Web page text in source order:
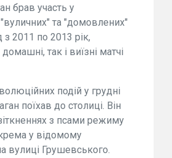
брав участь у
"вуличних" та "домовлених"
з 2011 по 2013 рік,
так і виїзні матчі
подій у грудні
поїхав до столиці. Він
з псами режиму
у відомому
вулиці Грушевського.